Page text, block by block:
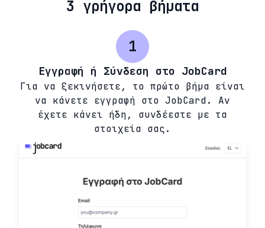
3 γρήγορα βήματα
1
Εγγραφή ή Σύνδεση στο JobCard
Για να ξεκινήσετε, το πρώτο βήμα είναι
να κάνετε εγγραφή στο JobCard. Αν
έχετε κάνει ήδη, συνδέεστε με τα
στοιχεία σας.